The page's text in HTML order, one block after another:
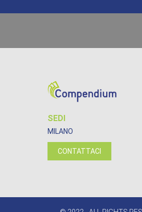
SEDI
MILANO
CONTATTACI